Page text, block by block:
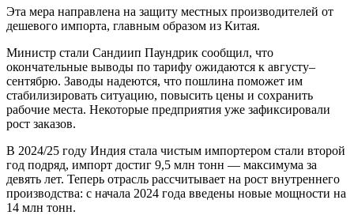
Эта мера направлена на защиту местных производителей от
дешевого импорта, главным образом из Китая.
Министр стали Сандиип Паундрик сообщил, что
окончательные выводы по тарифу ожидаются к августу–
сентябрю. Заводы надеются, что пошлина поможет им
стабилизировать ситуацию, повысить цены и сохранить
рабочие места. Некоторые предприятия уже зафиксировали
рост заказов.
В 2024/25 году Индия стала чистым импортером стали второй
год подряд, импорт достиг 9,5 млн тонн — максимума за
девять лет. Теперь отрасль рассчитывает на рост внутреннего
производства: с начала 2024 года введены новые мощности на
14 млн тонн.